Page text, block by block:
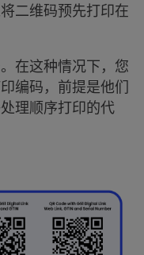
二维码预先打印在
在这种情况下，您
编码，前提是他们
理顺序打印的代